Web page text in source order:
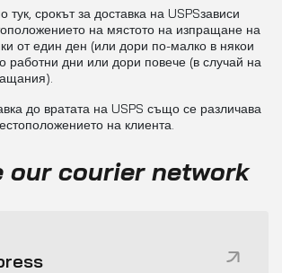
тук, срокът за доставка на USPSзависи
на мястото на изпращане на
от един ден (или дори по-малко в някои
работни дни или дори повече (в случай на
до вратата на USPS също се различава
на клиента.
our courier network